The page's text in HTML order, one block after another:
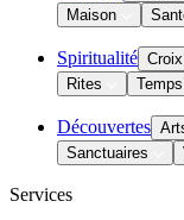
Maison
Spiritualité Croix
Rites
Découvertes
Sanctuaires
Services